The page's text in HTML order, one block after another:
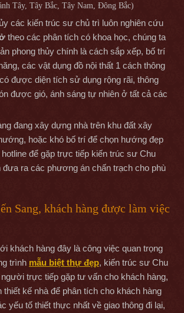
Tây, Tây Bắc, Tây Nam, Đông Bắc)
các kiến trúc sư chủ trì luôn nghiên cứu
theo các phân tích có khoa học, chúng ta
phong thủy chính là cách sắp xếp, bố trí
các vật dụng đồ nội thất 1 cách thông
được diện tích sử dụng rộng rãi, thông
được gió, ánh sáng tự nhiên ở tất cả các
đang xây dựng nhà trên khu đất xây
hoặc khó bố trí để chọn hướng đẹp
để gặp trực tiếp kiến trúc sư Chu
đưa ra các phương án chấn trạch cho phù
Sang, khách hàng được làm việc
khách hàng đây là công việc quan trọng
trình mẫu biệt thự đẹp, kiến trúc sư Chu
trực tiếp gặp tư vấn cho khách hàng,
kế nhà để phân tích cho khách hàng
yếu tố thiết thực nhất về giao thông đi lại,